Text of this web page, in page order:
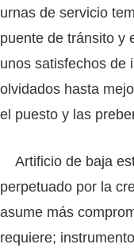
urnas de servicio
puente de tránsito y
unos satisfechos de
olvidados hasta
el puesto y las
Artificio de baja
perpetuado por la
asume más
requiere;